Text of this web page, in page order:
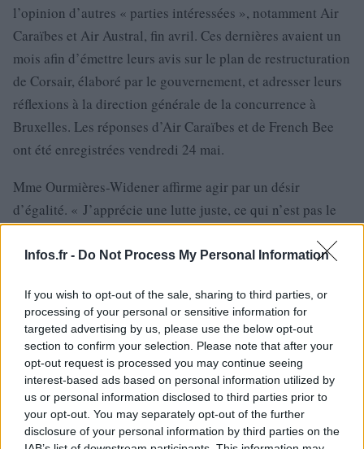
Infos.fr - Do Not Process My Personal Information
If you wish to opt-out of the sale, sharing to third parties, or
processing of your personal or sensitive information for
targeted advertising by us, please use the below opt-out
section to confirm your selection. Please note that after your
opt-out request is processed you may continue seeing
interest-based ads based on personal information utilized by
us or personal information disclosed to third parties prior to
your opt-out. You may separately opt-out of the further
disclosure of your personal information by third parties on the
l’opinion d’autres « parties intéressées », notamment Air
Caraïbes et Air Austral, fin avril. Ces dernières avaient un
mois afin d’émettre leurs avis sur le plan de restructuration
de Corsair, élaboré par le gouvernement, et adresser leurs
réflexions à la direction générale de la concurrence à
Bruxelles. Les réponses d’Air Caraïbes et de French Bee
ont été enregistrées vendredi 24 mai.
Mme Ourmières-Widener affirme agir par un désir
d’égalité. « J’apprécie une lutte juste, ce qui n’est pas le
Caraïbes et French Bee n’ont pas profité de plans de
devant la Commission européenne, ce qui n’a pas été le
cas », souligne la dirigeante.